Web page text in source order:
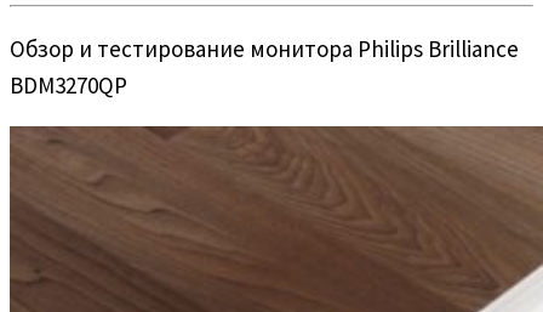
Обзор и тестирование монитора Philips Brilliance
BDM3270QP